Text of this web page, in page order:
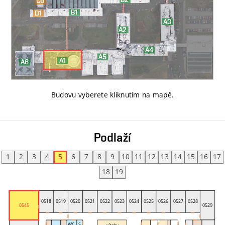
Budovu vyberete kliknutím na mapě.
Podlaží
1 2 3 4 5 6 7 8 9 10 11 12 13 14 15 16
17
18
19